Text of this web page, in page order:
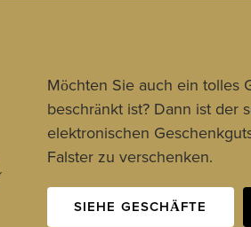
Möchten Sie auch ein tolles
beschränkt ist? Dann ist der
elektronischen
Falster zu verschenken.
SIEHE GESCHÄFTE